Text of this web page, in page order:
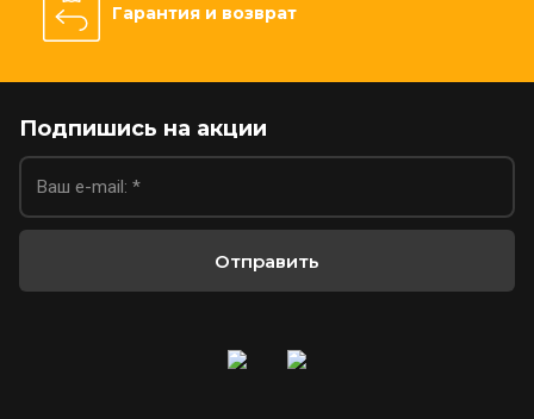
Гарантия и возврат
Подпишись на акции
Отправить